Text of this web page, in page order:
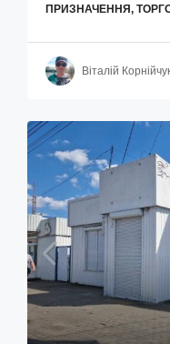
ПРИЗНАЧЕННЯ,
Віталій